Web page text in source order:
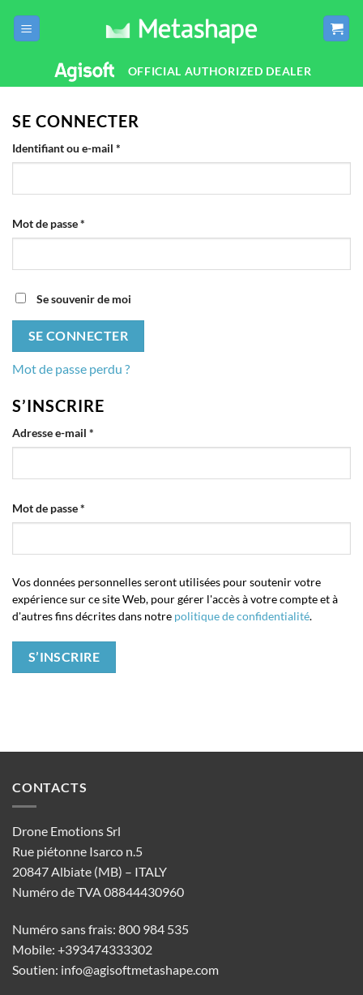
OFFICIAL AUTHORIZED DEALER
SE CONNECTER
Identifiant ou e-mail *
Mot de passe*
Se souvenir de moi
SE CONNECTER
Mot de passe perdu ?
S’INSCRIRE
Adresse e-mail *
Mot de passe*
Vos données personnelles seront utilisées pour soutenir votre
expérience sur ce site Web, pour gérer l'accès à votre compte et à
d'autres fins décrites dans notre politique de confidentialité.
S’INSCRIRE
CONTACTS
Drone Emotions Srl
Rue piétonne Isarco n.5
20847 Albiate (MB) – ITALY
Numéro de TVA 08844430960
Numéro sans frais: 800 984 535
Mobile: +393474333302
Soutien: info@agisoftmetashape.com